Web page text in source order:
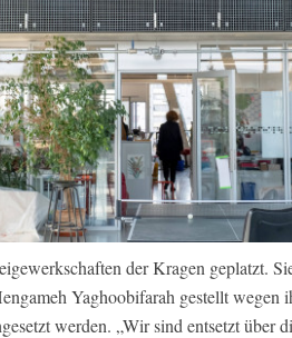
der Kragen geplatzt.
Yaghoobifarah gestellt wegen
werden. „Wir sind entsetzt über